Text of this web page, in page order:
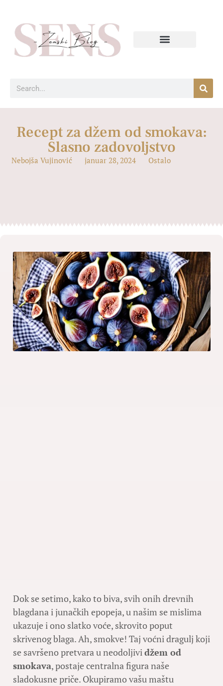
Recept za džem od smokava:
Slasno zadovoljstvo
Nebojša Vujinović januar 28, 2024 Ostalo
Dok se setimo, kako to biva, svih onih drevnih
blagdana i junačkih epopeja, u našim se mislima
ukazuje i ono slatko voće, skrovito poput
skrivenog blaga. Ah, smokve! Taj voćni dragulj koji
se savršeno pretvara u neodoljividžem od
smokava, postaje centralna figura naše
sladokusne priče. Okupiramo vašu maštu